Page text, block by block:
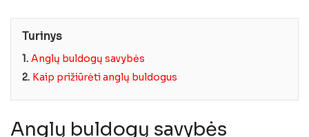
Turinys
1. Anglų buldogų savybės
2. Kaip prižiūrėti anglų buldogus
Anglų buldogų savybės